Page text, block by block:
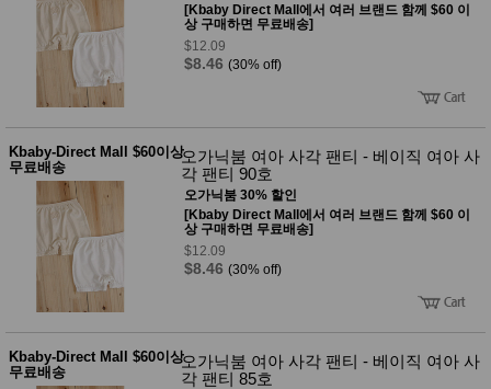
[Kbaby Direct Mall에서 여러 브랜드 함께 $60 이
상 구매하면 무료배송]
$12.09
$8.46 (30% off)
Kbaby-Direct Mall $60이상
무료배송
오가닉붐 여아 사각 팬티 - 베이직 여아 사
각 팬티 90호
오가닉붐 30% 할인
[Kbaby Direct Mall에서 여러 브랜드 함께 $60 이
상 구매하면 무료배송]
$12.09
$8.46 (30% off)
Kbaby-Direct Mall $60이상
무료배송
오가닉붐 여아 사각 팬티 - 베이직 여아 사
각 팬티 85호